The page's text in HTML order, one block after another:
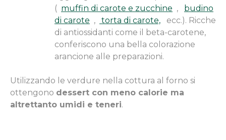
( muffin di carote e zucchine ,
budino
di carote , torta di carote,
ecc.). Ricche
di antiossidanti come il beta-carotene,
conferiscono una bella colorazione
arancione alle preparazioni.
Utilizzando le verdure nella cottura al forno si
ottengono dessert con meno calorie ma
altrettanto umidi e teneri.